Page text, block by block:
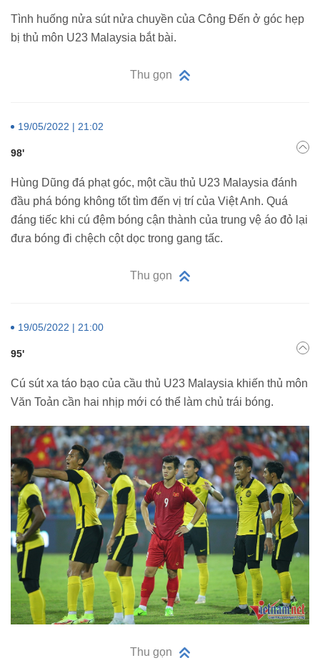
Tình huống nửa sút nửa chuyền của Công Đến ở góc hẹp
bị thủ môn U23 Malaysia bắt bài.
Thu gọn
19/05/2022 | 21:02
98'
Hùng Dũng đá phạt góc, một cầu thủ U23 Malaysia đánh
đầu phá bóng không tốt tìm đến vị trí của Việt Anh. Quá
đáng tiếc khi cú đệm bóng cận thành của trung vệ áo đỏ lại
đưa bóng đi chệch cột dọc trong gang tấc.
Thu gọn
19/05/2022 | 21:00
95'
Cú sút xa táo bạo của cầu thủ U23 Malaysia khiến thủ môn
Văn Toản cần hai nhịp mới có thể làm chủ trái bóng.
Thu gọn